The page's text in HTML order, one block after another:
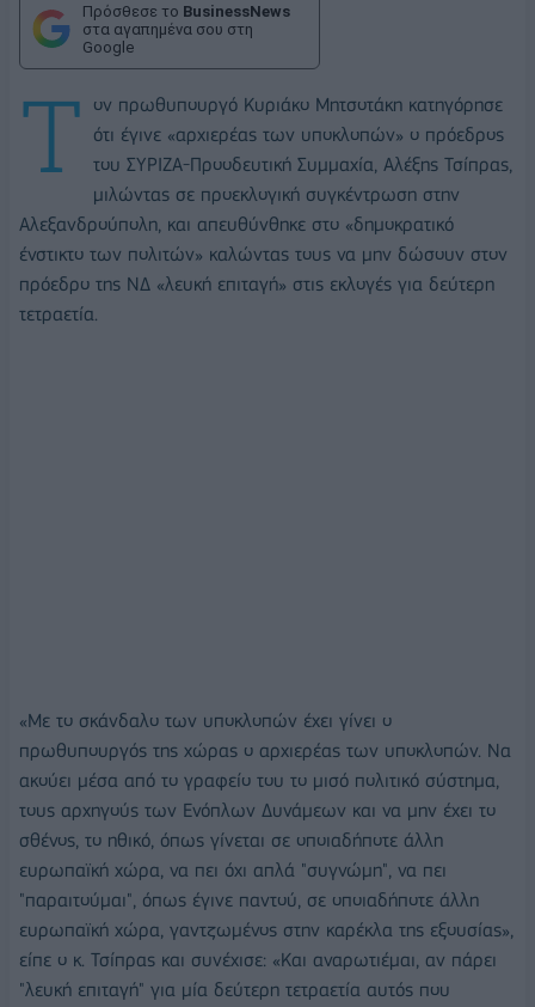
Πρόσθεσε το BusinessNews
στα αγαπημένα σου στη
Google
Τ
ον πρωθυπουργό Κυριάκο Μητσοτάκη κατηγόρησε
ότι έγινε «αρχιερέας των υποκλοπών» ο πρόεδρος
του ΣΥΡΙΖΑ-Προοδευτική Συμμαχία, Αλέξης Τσίπρας,
μιλώντας σε προεκλογική συγκέντρωση στην
Αλεξανδρούπολη, και απευθύνθηκε στο «δημοκρατικό
ένστικτο των πολιτών» καλώντας τους να μην δώσουν στον
πρόεδρο της ΝΔ «λευκή επιταγή» στις εκλογές για δεύτερη
τετραετία.
«Με το σκάνδαλο των υποκλοπών έχει γίνει ο
πρωθυπουργός της χώρας ο αρχιερέας των υποκλοπών. Να
ακούει μέσα από το γραφείο του το μισό πολιτικό σύστημα,
τους αρχηγούς των Ενόπλων Δυνάμεων και να μην έχει το
σθένος, το ηθικό, όπως γίνεται σε οποιαδήποτε άλλη
ευρωπαϊκή χώρα, να πει όχι απλά "συγνώμη", να πει
"παραιτούμαι", όπως έγινε παντού, σε οποιαδήποτε άλλη
ευρωπαϊκή χώρα, γαντζωμένος στην καρέκλα της εξουσίας»,
είπε ο κ. Τσίπρας και συνέχισε: «Και αναρωτιέμαι, αν πάρει
"λευκή επιταγή" για μία δεύτερη τετραετία αυτός που